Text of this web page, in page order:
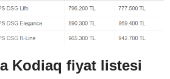
Kodiaq fiyat listesi